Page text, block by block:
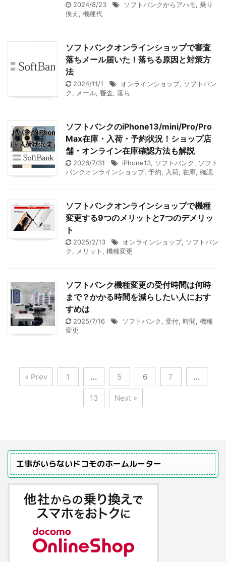
2024/8/23 ソフトバンクからアハモ, 乗り
換え , 機種代
ソフトバンクオンラインショップで審査
落ちメール届いた！落ちる原因と対策方
法
2024/11/1 オンラインショップ, ソフトバン
ク, メール, 審査, 落ち
ソフトバンクのiPhone13/mini/Pro/Pro
Max在庫・入荷・予約状況！ショップ店
舗・オンライン在庫確認方法も解説
2026/7/31 iPhone13, ソフトバンク, ソフト
バンクオンラインショップ, 予約, 入荷, 在庫, 確認
ソフトバンクオンラインショップで機種
変更する9つのメリットと7つのデメリッ
ト
2025/2/13 オンラインショップ, ソフトバン
ク, メリット , 機種変更
ソフトバンク機種変更の受付時間は何時
まで？かかる時間を減らしたい人におす
すめは
2025/7/16 ソフトバンク, 受付, 時間, 機種
変更
« Prev 1 … 5 6 7 …
13 Next »
工事がいらないドコモのホームルーター